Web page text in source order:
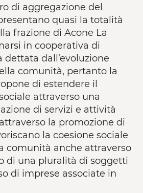
di aggregazione del
quasi la totalità
frazione di Acone La
in cooperativa di
dall’evoluzione
comunità, pertanto la
di estendere il
attraverso una
di servizi e attività
la promozione di
la coesione sociale
comunità anche attraverso
di una pluralità di soggetti
di imprese associate in